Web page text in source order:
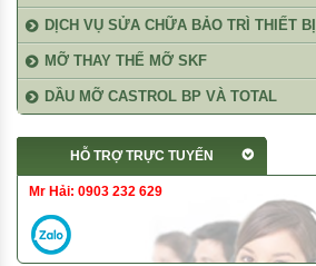
DỊCH VỤ SỬA CHỮA BẢO TRÌ THIẾT BỊ
MỠ THAY THẾ MỠ SKF
DẦU MỠ CASTROL BP VÀ TOTAL
HỖ TRỢ TRỰC TUYẾN
Mr Hải: 0903 232 629